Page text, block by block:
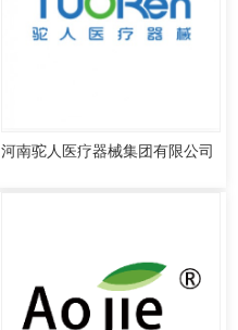
河南驼人医疗器械集团有限公司